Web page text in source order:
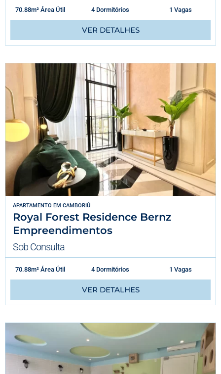
70.88m² Área Útil 4 Dormitórios 1 Vagas
VER DETALHES
APARTAMENTO EM CAMBORIÚ
Royal Forest Residence Bernz
Empreendimentos
Sob Consulta
70.88m² Área Útil 4 Dormitórios 1 Vagas
VER DETALHES